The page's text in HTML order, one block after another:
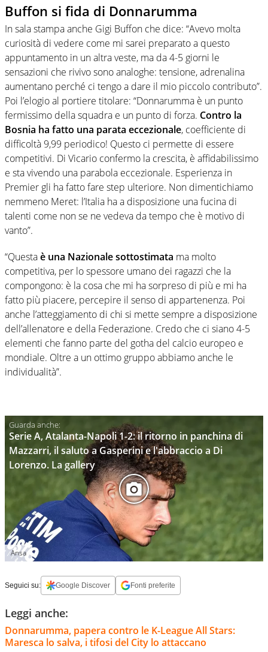
Buffon si fida di Donnarumma
In sala stampa anche Gigi Buffon che dice: “Avevo molta
curiosità di vedere come mi sarei preparato a questo
appuntamento in un altra veste, ma da 4-5 giorni le
sensazioni che rivivo sono analoghe: tensione, adrenalina
aumentano perché ci tengo a dare il mio piccolo contributo”.
Poi l’elogio al portiere titolare: “Donnarumma è un punto
fermissimo della squadra e un punto di forza. Contro la
Bosnia ha fatto una parata eccezionale, coefficiente di
difficoltà 9,99 periodico! Questo ci permette di essere
competitivi. Di Vicario confermo la crescita, è affidabilissimo
e sta vivendo una parabola eccezionale. Esperienza in
Premier gli ha fatto fare step ulteriore. Non dimentichiamo
nemmeno Meret: l’Italia ha a disposizione una fucina di
talenti come non se ne vedeva da tempo che è motivo di
vanto”.
“Questaè una Nazionale sottostimata ma molto
competitiva, per lo spessore umano dei ragazzi che la
compongono: è la cosa che mi ha sorpreso di più e mi ha
fatto più piacere, percepire il senso di appartenenza. Poi
anche l’atteggiamento di chi si mette sempre a disposizione
dell’allenatore e della Federazione. Credo che ci siano 4-5
elementi che fanno parte del gotha del calcio europeo e
mondiale. Oltre a un ottimo gruppo abbiamo anche le
individualità”.
Serie A, Atalanta-Napoli 1-2: il ritorno in panchina di
Mazzarri, il saluto a Gasperini e l'abbraccio a Di
Lorenzo. La gallery
Ansa
Seguici su: Google Discover Fonti preferite
Leggi anche:
Donnarumma, papera contro le K-League All Stars:
Maresca lo salva, i tifosi del City lo attaccano